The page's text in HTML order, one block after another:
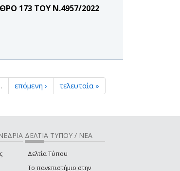
173 ΤΟΥ Ν.4957/2022
επόμενη › τελευταία »
ΔΕΛΤΙΑ ΤΥΠΟΥ / ΝΕΑ
Δελτία Τύπου
Το πανεπιστήμιο στην